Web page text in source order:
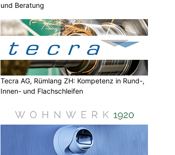
und Beratung
Tecra AG, Rümlang ZH: Kompetenz in Rund-,
Innen- und Flachschleifen